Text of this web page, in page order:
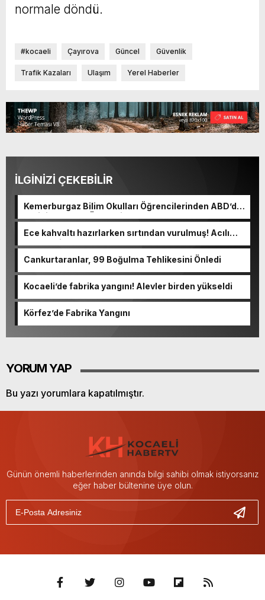
normale döndü.
#kocaeli Çayırova Güncel Güvenlik
Trafik Kazaları Ulaşım Yerel Haberler
İLGİNİZİ ÇEKEBİLİR
Kemerburgaz Bilim Okulları Öğrencilerinden ABD’de
Tarihi Başarı: 6 Öğrenci 14 Madalya Kazandı
Ece kahvaltı hazırlarken sırtından vurulmuş! Acılı
anne: Evime patates almak haram
Cankurtaranlar, 99 Boğulma Tehlikesini Önledi
Kocaeli’de fabrika yangını! Alevler birden yükseldi
Körfez’de Fabrika Yangını
YORUM YAP
Bu yazı yorumlara kapatılmıştır.
Günün önemli haberlerinden anında bilgi sahibi olmak istiyorsanız
eğer haber bültenine üye olun.